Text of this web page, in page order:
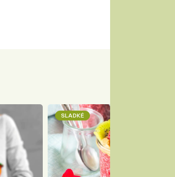
SLADKÉ